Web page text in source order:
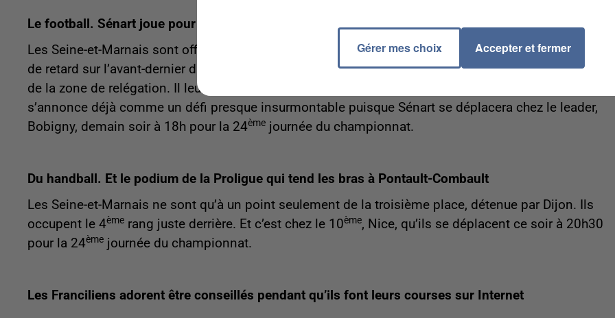
Le football. Sénart joue pour l’honneur désormais
Les Seine-et-Marnais sont officiellement relégués en régional pour la saison prochaine. Avec dix
de retard sur l’avant-dernier du classement régional, ils n’ont désormais plus aucune chance de sortir
de la zone de relégation. Il leur reste seulement trois matches à jouer en National 3. Et le premier
s’annonce déjà comme un défi presque insurmontable puisque Sénart se déplacera chez le leader,
Bobigny, demain soir à 18h pour la 24ème journée du championnat.
Du handball. Et le podium de la Proligue qui tend les bras à Pontault-Combault
Les Seine-et-Marnais ne sont qu’à un point seulement de la troisième place, détenue par Dijon. Ils
occupent le 4ème rang juste derrière. Et c’est chez le 10ème, Nice, qu’ils se déplacent ce soir à 20h30
pour la 24ème journée du championnat.
Les Franciliens adorent être conseillés pendant qu’ils font leurs courses sur Internet
Gérer mes choix Accepter et fermer